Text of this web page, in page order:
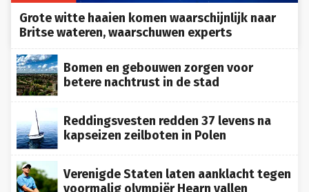
Grote witte haaien komen waarschijnlijk naar
Britse wateren, waarschuwen experts
Bomen en gebouwen zorgen voor
betere nachtrust in de stad
Reddingsvesten redden 37 levens na
kapseizen zeilboten in Polen
Verenigde Staten laten aanklacht tegen
voormalig olympiër Hearn vallen